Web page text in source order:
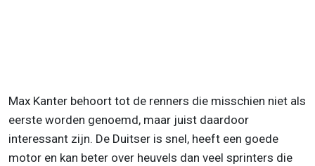
Max Kanter behoort tot de renners die misschien niet als
eerste worden genoemd, maar juist daardoor
interessant zijn. De Duitser is snel, heeft een goede
motor en kan beter over heuvels dan veel sprinters die